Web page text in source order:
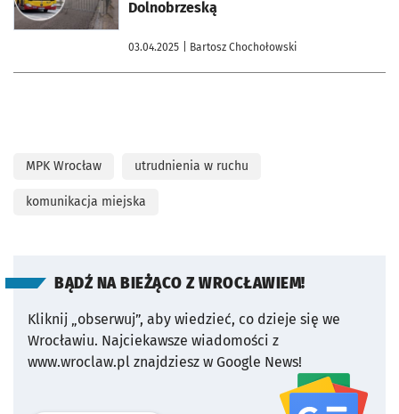
Dolnobrzeską
03.04.2025 | Bartosz Chochołowski
MPK Wrocław utrudnienia w ruchu
komunikacja miejska
BĄDŹ NA BIEŻĄCO Z WROCŁAWIEM!
Kliknij „obserwuj”, aby wiedzieć, co dzieje się we
Wrocławiu. Najciekawsze wiadomości z
www.wroclaw.pl znajdziesz w Google News!